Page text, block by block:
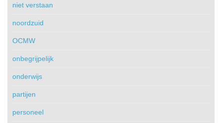
niet verstaan
noordzuid
OCMW
onbegrijpelijk
onderwijs
partijen
personeel